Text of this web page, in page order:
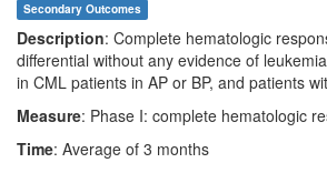
Secondary Outcomes
Description: Complete hematologic
differential without any evidence of
in CML patients in AP or BP, and patients
Measure: Phase I: complete hematologic
Time: Average of 3 months